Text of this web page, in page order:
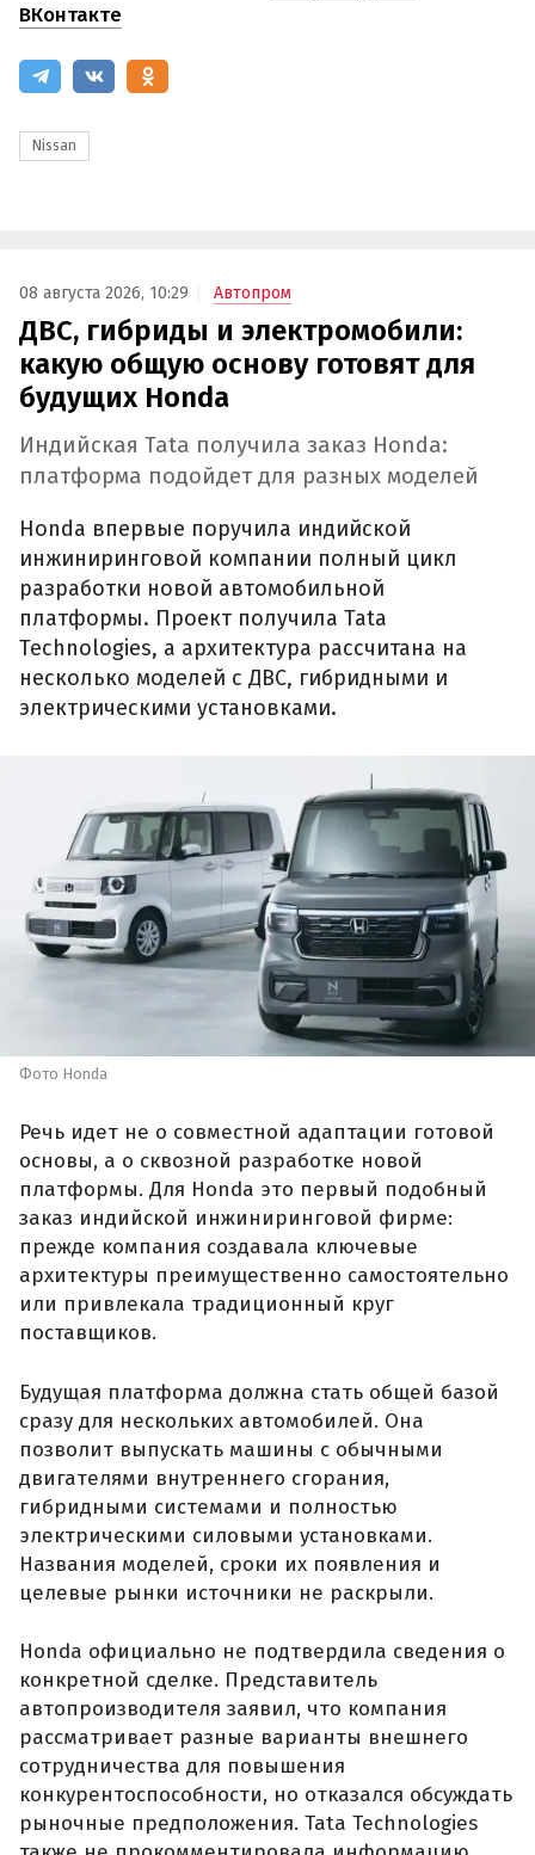
ВКонтакте
Nissan
08 августа 2026, 10:29 Автопром
ДВС, гибриды и электромобили:
какую общую основу готовят для
будущих Honda
Индийская Tata получила заказ Honda:
платформа подойдет для разных моделей
Honda впервые поручила индийской
инжиниринговой компании полный цикл
разработки новой автомобильной
платформы. Проект получила Tata
Technologies, а архитектура рассчитана на
несколько моделей с ДВС, гибридными и
электрическими установками.
Фото Honda
Речь идет не о совместной адаптации готовой
основы, а о сквозной разработке новой
платформы. Для Honda это первый подобный
заказ индийской инжиниринговой фирме:
прежде компания создавала ключевые
архитектуры преимущественно самостоятельно
или привлекала традиционный круг
поставщиков.
Будущая платформа должна стать общей базой
сразу для нескольких автомобилей. Она
позволит выпускать машины с обычными
двигателями внутреннего сгорания,
гибридными системами и полностью
электрическими силовыми установками.
Названия моделей, сроки их появления и
целевые рынки источники не раскрыли.
Honda официально не подтвердила сведения о
конкретной сделке. Представитель
автопроизводителя заявил, что компания
рассматривает разные варианты внешнего
сотрудничества для повышения
конкурентоспособности, но отказался обсуждать
рыночные предположения. Tata Technologies